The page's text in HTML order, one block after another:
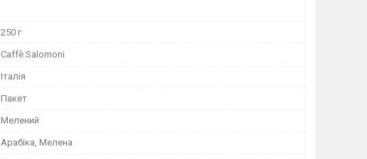
250 г
Caffè Salomoni
Італія
Пакет
Мелений
Арабіка, Мелена